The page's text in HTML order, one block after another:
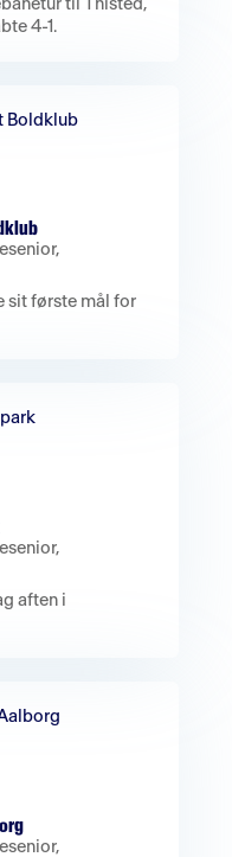
til Thisted,
4-1.
,
sit første mål for
,
aften i
,